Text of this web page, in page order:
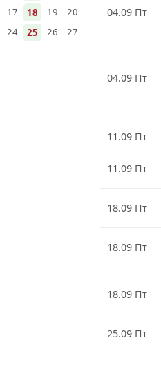
17 18 19
20
24 25 26
27
04.09 Пт
04.09 Пт
11.09 Пт
11.09 Пт
18.09 Пт
18.09 Пт
18.09 Пт
25.09 Пт